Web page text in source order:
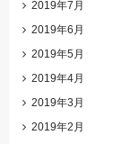
2019年7月
2019年6月
2019年5月
2019年4月
2019年3月
2019年2月